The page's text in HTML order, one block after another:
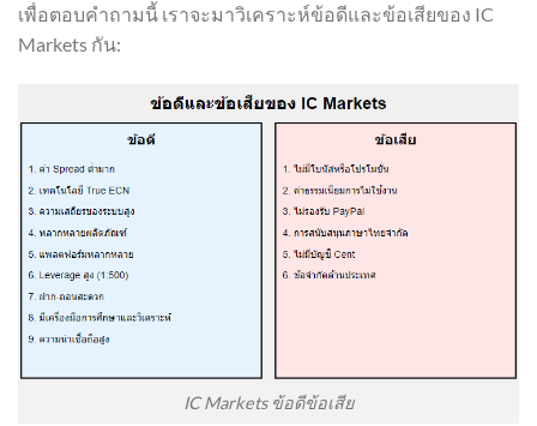
เพื่อตอบคำถามนี้ เราจะมาวิเคราะห์ข้อดีและข้อเสียของ IC
Markets กัน:
IC Markets ข้อดีข้อเสีย